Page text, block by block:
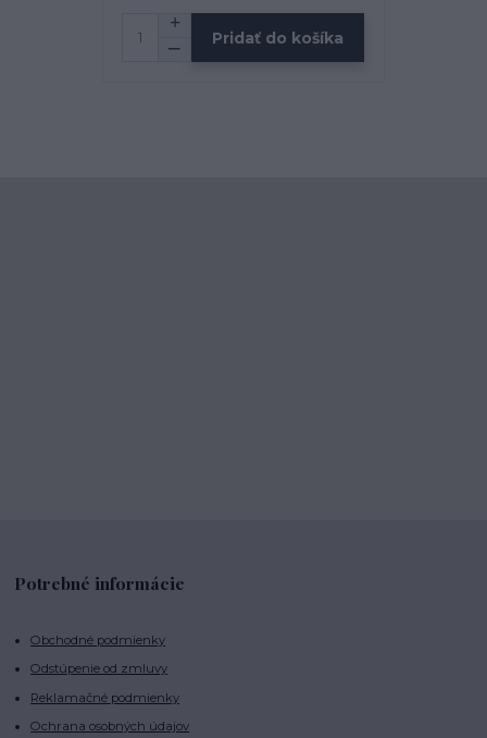
Pridať do košíka
Potrebné informácie
Obchodné podmienky
Odstúpenie od zmluvy
Reklamačné podmienky
Ochrana osobných údajov